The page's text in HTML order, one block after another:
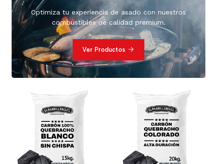
Optimiza tu experiencia de asado con nuestros
combustibles de calidad premium.
Ver Productos